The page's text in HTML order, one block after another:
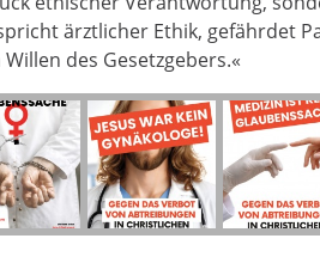
ärztlicher Ethik, gefährdet
des Gesetzgebers.«